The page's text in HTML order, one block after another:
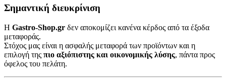
Σημαντική διευκρίνιση
Η Gastro-Shop.gr δεν αποκομίζει κανένα κέρδος από τα έξοδα
μεταφοράς.
Στόχος μας είναι η ασφαλής μεταφορά των προϊόντων και η
επιλογή της πιο αξιόπιστης και οικονομικής λύσης, πάντα προς
όφελος του πελάτη.